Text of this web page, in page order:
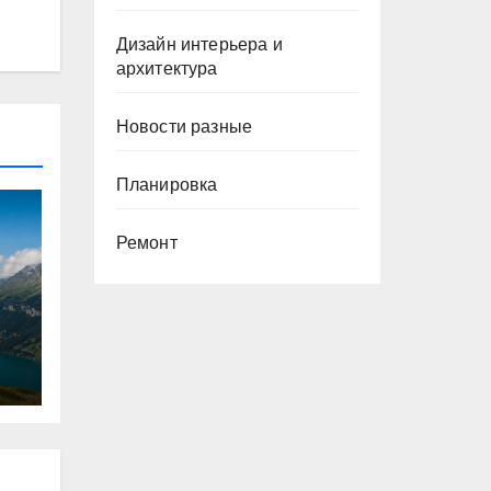
Дизайн интерьера и
архитектура
Новости разные
Планировка
Ремонт